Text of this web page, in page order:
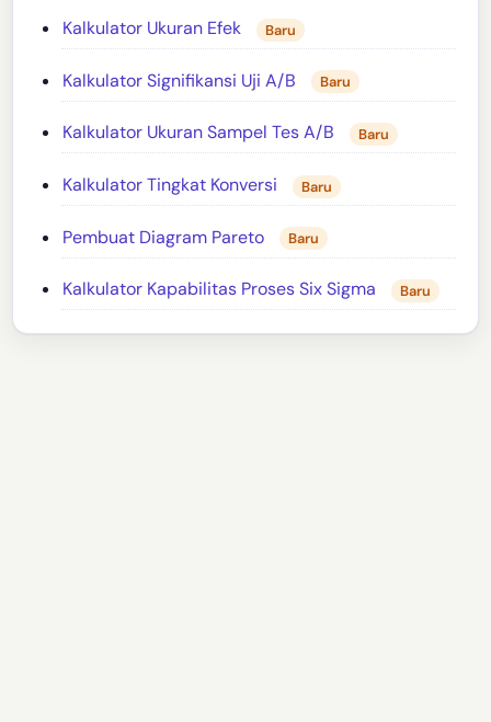
Kalkulator Ukuran Efek Baru
Kalkulator Signifikansi Uji A/B Baru
Kalkulator Ukuran Sampel Tes A/B Baru
Kalkulator Tingkat Konversi Baru
Pembuat Diagram Pareto Baru
Kalkulator Kapabilitas Proses Six Sigma Baru